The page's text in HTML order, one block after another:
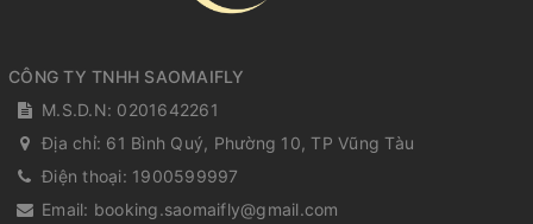
CÔNG TY TNHH SAOMAIFLY
M.S.D.N: 0201642261
Địa chỉ: 61 Bình Quý, Phường 10, TP Vũng Tàu
Điện thoại: 1900599997
Email: booking.saomaifly@gmail.com